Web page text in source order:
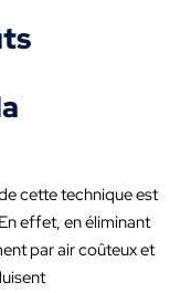
cette technique est
effet, en éliminant
par air coûteux et